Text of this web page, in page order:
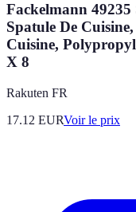
Fackelmann 49235
Spatule De
Cuisine,
X 8
Rakuten FR
17.12 EURVoir le prix